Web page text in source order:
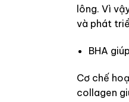
lông. Vì
và phát
BHA
Cơ chế
collagen